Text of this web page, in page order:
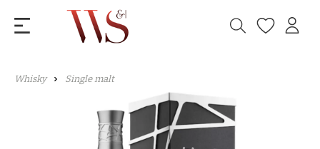
Whisky Single malt